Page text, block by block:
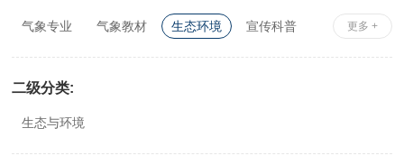
更多 +
气象专业 气象教材 生态环境
宣传科普
二级分类:
生态与环境